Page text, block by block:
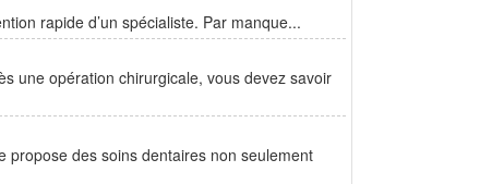
rapide d’un spécialiste. Par manque...
une opération chirurgicale, vous devez savoir
propose des soins dentaires non seulement